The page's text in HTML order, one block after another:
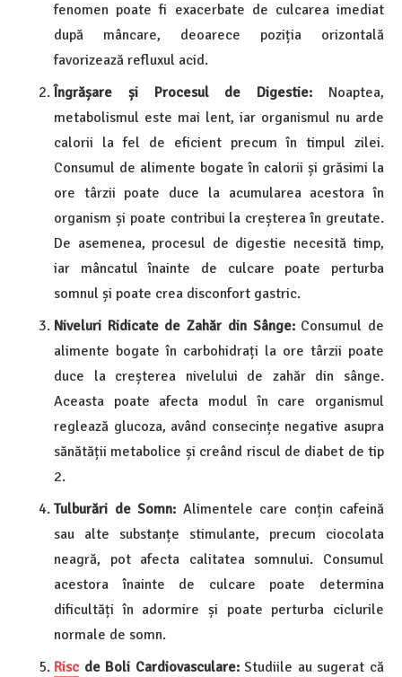
fenomen poate fi exacerbate de culcarea imediat
după mâncare, deoarece poziția orizontală
favorizează refluxul acid.
Îngrășare și Procesul de Digestie: Noaptea,
metabolismul este mai lent, iar organismul nu arde
calorii la fel de eficient precum în timpul zilei.
Consumul de alimente bogate în calorii și grăsimi la
ore târzii poate duce la acumularea acestora în
organism și poate contribui la creșterea în greutate.
De asemenea, procesul de digestie necesită timp,
iar mâncatul înainte de culcare poate perturba
somnul și poate crea disconfort gastric.
Niveluri Ridicate de Zahăr din Sânge:Consumul de
alimente bogate în carbohidrați la ore târzii poate
duce la creșterea nivelului de zahăr din sânge.
Aceasta poate afecta modul în care organismul
reglează glucoza, având consecințe negative asupra
sănătății metabolice și creând riscul de diabet de tip
2.
Tulburări de Somn: Alimentele care conțin cafeină
sau alte substanțe stimulante, precum ciocolata
neagră, pot afecta calitatea somnului. Consumul
acestora înainte de culcare poate determina
dificultăți în adormire și poate perturba ciclurile
normale de somn.
Risc de Boli Cardiovasculare:Studiile au sugerat că